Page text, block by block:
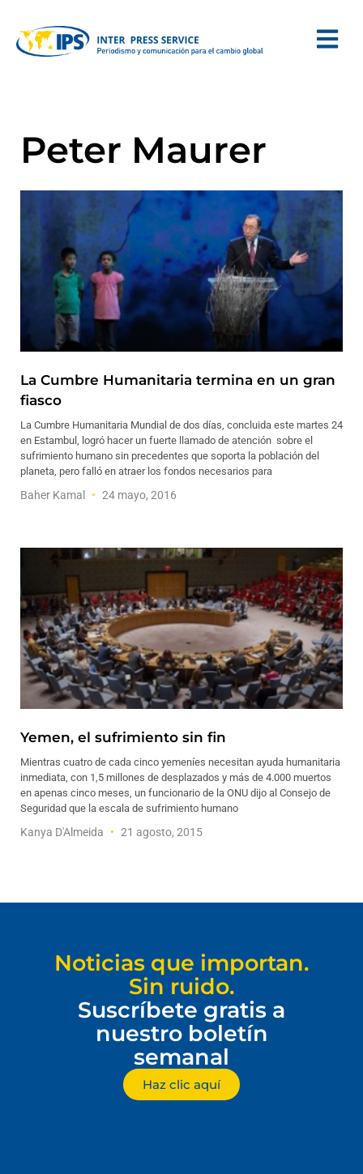
Peter Maurer
La Cumbre Humanitaria termina en un gran
fiasco
La Cumbre Humanitaria Mundial de dos días, concluida este martes 24
en Estambul, logró hacer un fuerte llamado de atención sobre el
sufrimiento humano sin precedentes que soporta la población del
planeta, pero falló en atraer los fondos necesarios para
Baher Kamal 24 mayo, 2016
Yemen, el sufrimiento sin fin
Mientras cuatro de cada cinco yemeníes necesitan ayuda humanitaria
inmediata, con 1,5 millones de desplazados y más de 4.000 muertos
en apenas cinco meses, un funcionario de la ONU dijo al Consejo de
Seguridad que la escala de sufrimiento humano
Kanya D'Almeida 21 agosto, 2015
Noticias que importan.
Sin ruido.
Suscríbete gratis a
nuestro boletín
semanal
Haz clic aquí